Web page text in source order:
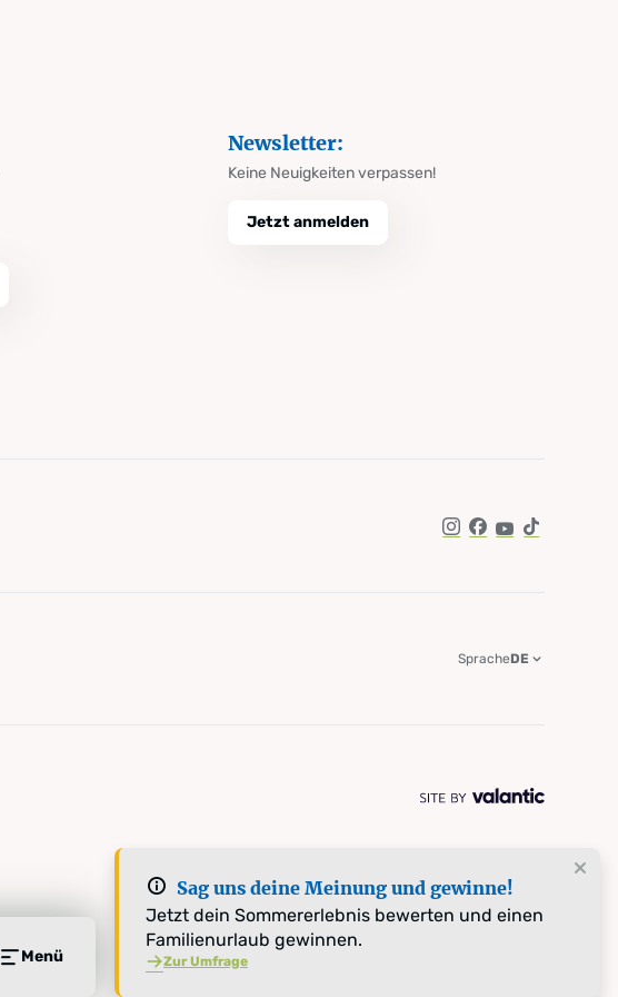
Menü
Sag uns deine Meinung und gewinne!
Jetzt dein Sommererlebnis bewerten und einen
Familienurlaub gewinnen.
Zur Umfrage
Newsletter:
Keine Neuigkeiten verpassen!
Jetzt anmelden
Instagram
Facebook
YouTube
TikTok
SpracheDE